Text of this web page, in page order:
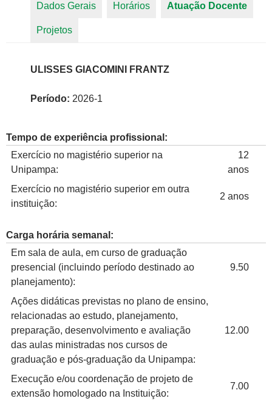
Dados Gerais Horários Atuação Docente
Projetos
ULISSES GIACOMINI FRANTZ
Período: 2026-1
Tempo de experiência profissional:
Exercício no magistério superior na
Unipampa:
12
anos
Exercício no magistério superior em outra
instituição:
2 anos
Carga horária semanal:
Em sala de aula, em curso de graduação
presencial (incluindo período destinado ao
planejamento):
9.50
Ações didáticas previstas no plano de ensino,
relacionadas ao estudo, planejamento,
preparação, desenvolvimento e avaliação
das aulas ministradas nos cursos de
graduação e pós-graduação da Unipampa:
12.00
Execução e/ou coordenação de projeto de
extensão homologado na Instituição:
7.00